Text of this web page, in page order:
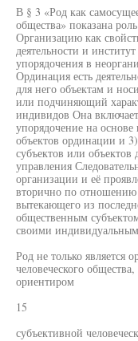
В § 3 «Род как
общества» показана
Организацию как
деятельности и
упорядочения в
Ординация есть
для него объектам и
или подчиняющий
индивидов Она
упорядочение на
объектов ординации и
субъектов или
управления
организации и её
вторично по отношению
вытекающего из
общественным
своими
Род не только
человеческого
ориентиром
15
субъективной